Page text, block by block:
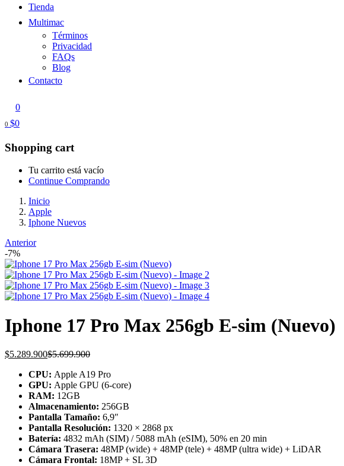
Tienda
Multimac
Términos
Privacidad
FAQs
Blog
Contacto
0
0 $0
Shopping cart
Tu carrito está vacío
Continue Comprando
Inicio
Apple
Iphone Nuevos
Anterior
-7%
Iphone 17 Pro Max 256gb E-sim (Nuevo)
$5.289.900Current
is:
$5.289.900.
$5.699.900Original
was:
$5.699.900.
CPU: Apple A19 Pro
GPU: Apple GPU (6-core)
RAM: 12GB
Almacenamiento: 256GB
Pantalla Tamaño: 6,9″
Pantalla Resolución: 1320 × 2868 px
Batería: 4832 mAh (SIM) / 5088 mAh (eSIM), 50% en 20 min
Cámara Trasera: 48MP (wide) + 48MP (tele) + 48MP (ultra wide) + LiDAR
Cámara Frontal: 18MP + SL 3D